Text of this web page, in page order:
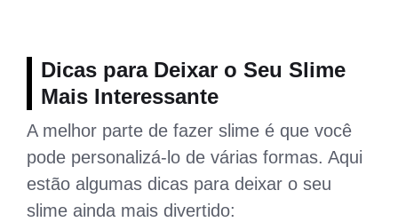
Dicas para Deixar o Seu Slime
Mais Interessante
A melhor parte de fazer slime é que você
pode personalizá-lo de várias formas. Aqui
estão algumas dicas para deixar o seu
slime ainda mais divertido: